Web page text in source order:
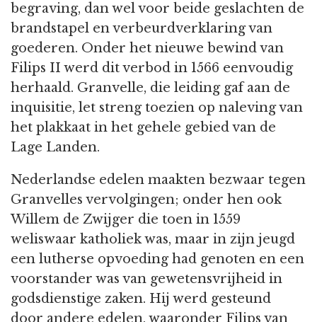
begraving, dan wel voor beide geslachten de
brandstapel en verbeurdverklaring van
goederen. Onder het nieuwe bewind van
Filips II werd dit verbod in 1566 eenvoudig
herhaald. Granvelle, die leiding gaf aan de
inquisitie, let streng toezien op naleving van
het plakkaat in het gehele gebied van de
Lage Landen.
Nederlandse edelen maakten bezwaar tegen
Granvelles vervolgingen; onder hen ook
Willem de Zwijger die toen in 1559
weliswaar katholiek was, maar in zijn jeugd
een lutherse opvoeding had genoten en een
voorstander was van gewetensvrijheid in
godsdienstige zaken. Hij werd gesteund
door andere edelen, waaronder Filips van